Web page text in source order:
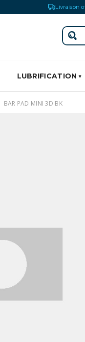
Livraison
LUBRIFICATION
BAR PAD MINI 3D BK